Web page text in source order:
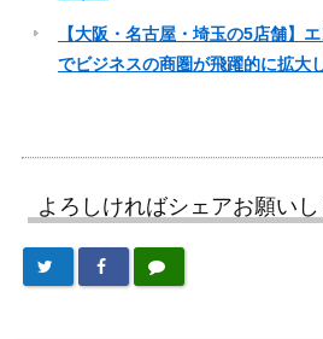
【大阪・名古屋・埼玉の5店舗】
でビジネスの商圏が飛躍的に拡大
よろしければシェアお願い